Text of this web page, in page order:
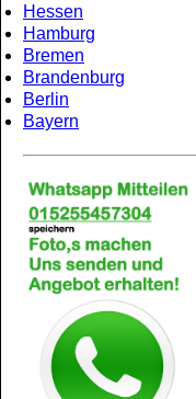
Hessen
Hamburg
Bremen
Brandenburg
Berlin
Bayern